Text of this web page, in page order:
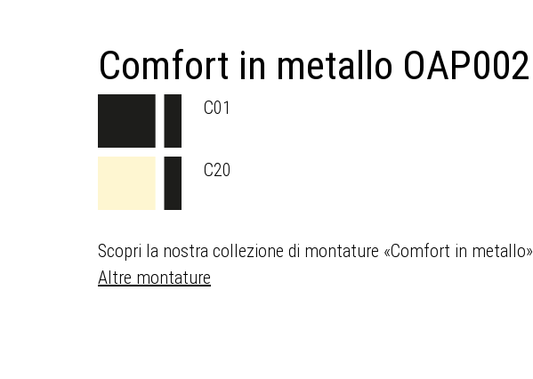
Comfort in metallo OAP002
C01
C20
Scopri la nostra collezione di montature «Comfort in metallo»
Altre montature